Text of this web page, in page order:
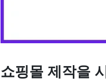
쇼핑몰 제작을